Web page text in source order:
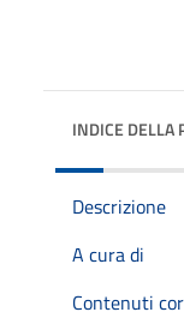
INDICE DELLA
Descrizione
A cura di
Contenuti